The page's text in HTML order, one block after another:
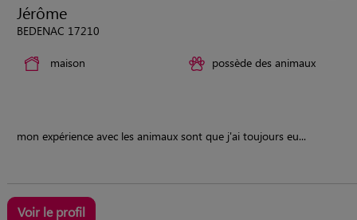
Jérôme
BEDENAC 17210
maison possède des animaux
mon expérience avec les animaux sont que j'ai toujours eu...
Voir le profil